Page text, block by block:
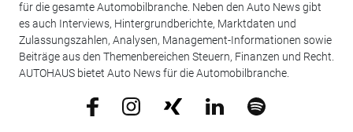
für die gesamte Automobilbranche. Neben den Auto News gibt
es auch Interviews, Hintergrundberichte, Marktdaten und
Zulassungszahlen, Analysen, Management-Informationen sowie
Beiträge aus den Themenbereichen Steuern, Finanzen und Recht.
AUTOHAUS bietet Auto News für die Automobilbranche.